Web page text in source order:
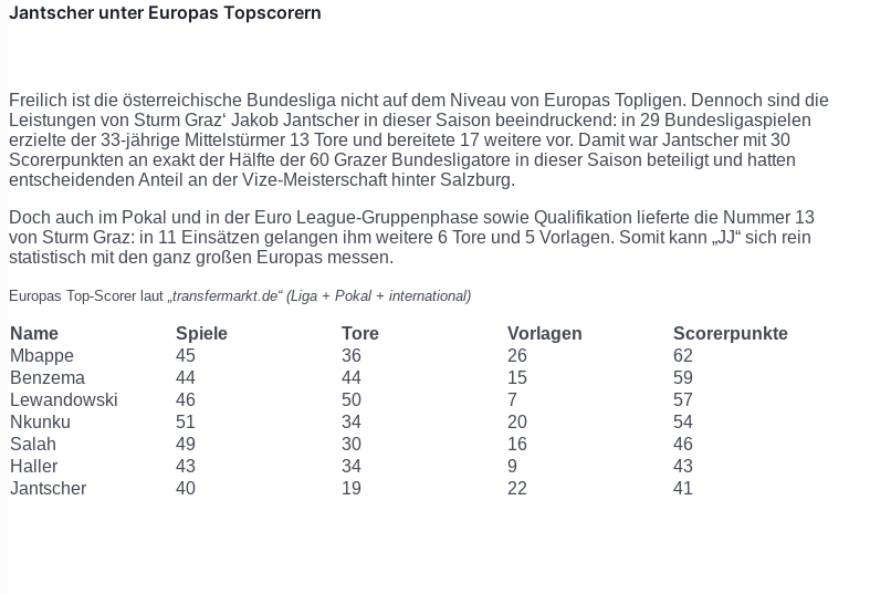
Jantscher unter Europas Topscorern
Freilich ist die österreichische Bundesliga nicht auf dem Niveau von Europas Topligen. Dennoch sind die
Leistungen von Sturm Graz‘ Jakob Jantscher in dieser Saison beeindruckend: in 29 Bundesligaspielen
erzielte der 33-jährige Mittelstürmer 13 Tore und bereitete 17 weitere vor. Damit war Jantscher mit 30
Scorerpunkten an exakt der Hälfte der 60 Grazer Bundesligatore in dieser Saison beteiligt und hatten
entscheidenden Anteil an der Vize-Meisterschaft hinter Salzburg.
Doch auch im Pokal und in der Euro League-Gruppenphase sowie Qualifikation lieferte die Nummer 13
von Sturm Graz: in 11 Einsätzen gelangen ihm weitere 6 Tore und 5 Vorlagen. Somit kann „JJ“ sich rein
statistisch mit den ganz großen Europas messen.
Europas Top-Scorer laut „transfermarkt.de“ (Liga + Pokal + international)
Name Spiele Tore Vorlagen
Scorerpunkte
Mbappe
45 36 26
62
Benzema
44 44 15
59
Lewandowski
46 50 7
57
Nkunku
51 34 20
54
Salah
49 30 16
46
Haller
43 34 9
43
Jantscher
40 19 22 41